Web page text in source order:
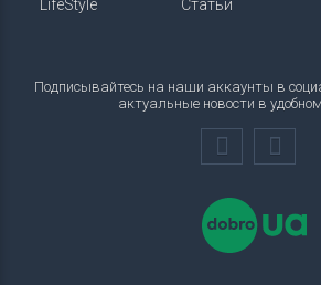
LifeStyle
Статьи
Подписывайтесь на наши аккаунты в
актуальные новости в